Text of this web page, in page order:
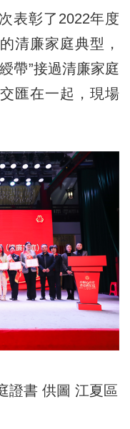
彰了2022年度
清廉家庭典型，
帶”接過清廉家庭
匯在一起，現場
證書 供圖 江夏區